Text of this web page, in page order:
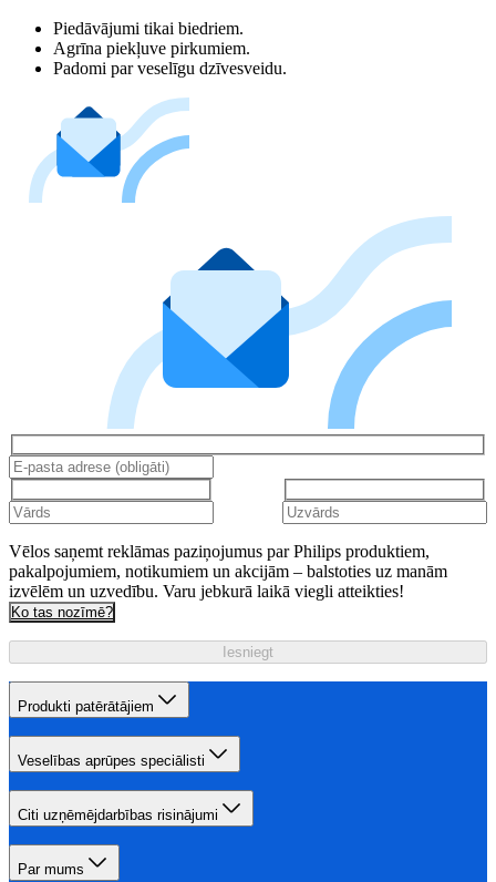
Piedāvājumi tikai biedriem.
Agrīna piekļuve pirkumiem.
Padomi par veselīgu dzīvesveidu.
Vēlos saņemt reklāmas paziņojumus par Philips produktiem,
pakalpojumiem, notikumiem un akcijām – balstoties uz manām
izvēlēm un uzvedību. Varu jebkurā laikā viegli atteikties!
Ko tas nozīmē?
Iesniegt
Produkti patērātājiem
Veselības aprūpes speciālisti
Citi uzņēmējdarbības risinājumi
Par mums